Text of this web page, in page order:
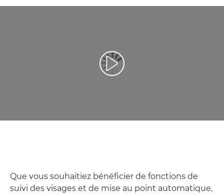
Lancer la vidéo
Que vous souhaitiez bénéficier de fonctions de
suivi des visages et de mise au point automatique,